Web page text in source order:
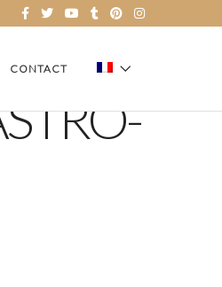
CONTACT